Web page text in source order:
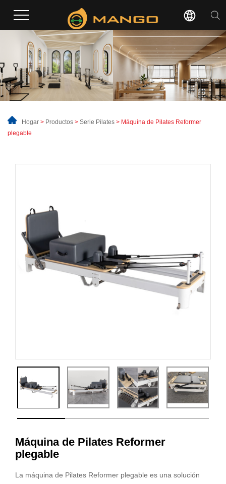
Hogar > Productos > Serie Pilates > Máquina de Pilates Reformer
plegable
Máquina de Pilates Reformer
plegable
La máquina de Pilates Reformer plegable es una solución